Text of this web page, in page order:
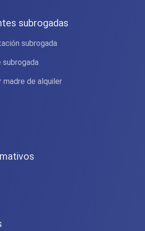
subrogadas
subrogada
subrogada
madre de alquiler